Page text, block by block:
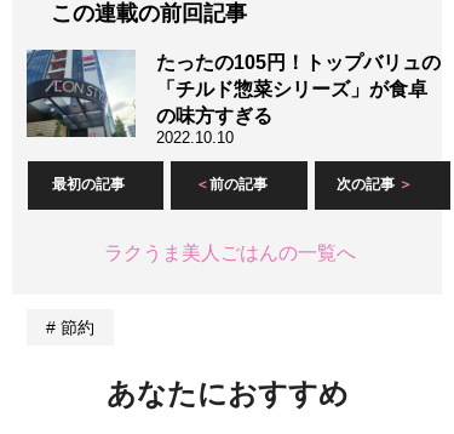
この連載の前回記事
たったの105円！トップバリュの
「チルド惣菜シリーズ」が食卓
の味方すぎる
2022.10.10
最初の記事 前の記事 次の記事
ラクうま美人ごはんの一覧へ
節約
あなたにおすすめ